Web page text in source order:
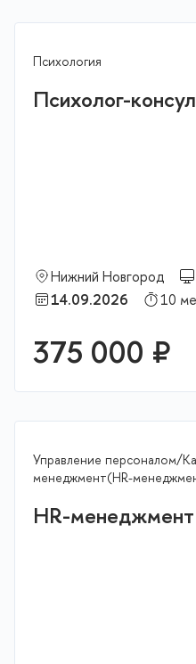
Психология
Психолог-
Нижний Новгород
14.09.2026
10
375 000 ₽
Управление персоналом/
менеджмент(HR-
HR-менеджмент